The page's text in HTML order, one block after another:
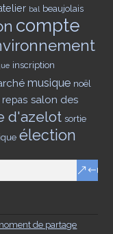
bal
beaujolais
compte
inscription
musique noël
repas salon des
d'azelot sortie
élection
de partage